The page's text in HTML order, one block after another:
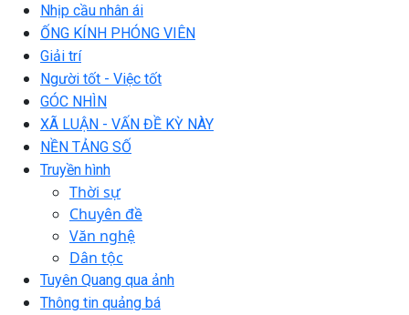
Nhịp cầu nhân ái
ỐNG KÍNH PHÓNG VIÊN
Giải trí
Người tốt - Việc tốt
GÓC NHÌN
XÃ LUẬN - VẤN ĐỀ KỲ NÀY
NỀN TẢNG SỐ
Truyền hình
Thời sự
Chuyên đề
Văn nghệ
Dân tộc
Tuyên Quang qua ảnh
Thông tin quảng bá